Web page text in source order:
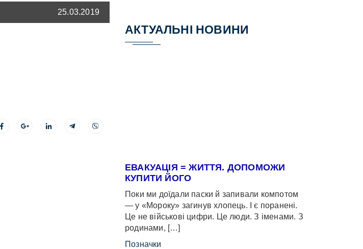
25.03.2019
АКТУАЛЬНІ НОВИНИ
ЕВАКУАЦІЯ = ЖИТТЯ. ДОПОМОЖИ
КУПИТИ ЙОГО
Поки ми доїдали паски й запивали компотом
— у «Мороку» загинув хлопець. І є поранені.
Це не військові цифри. Це люди. З іменами. З
родинами, […]
Позначки